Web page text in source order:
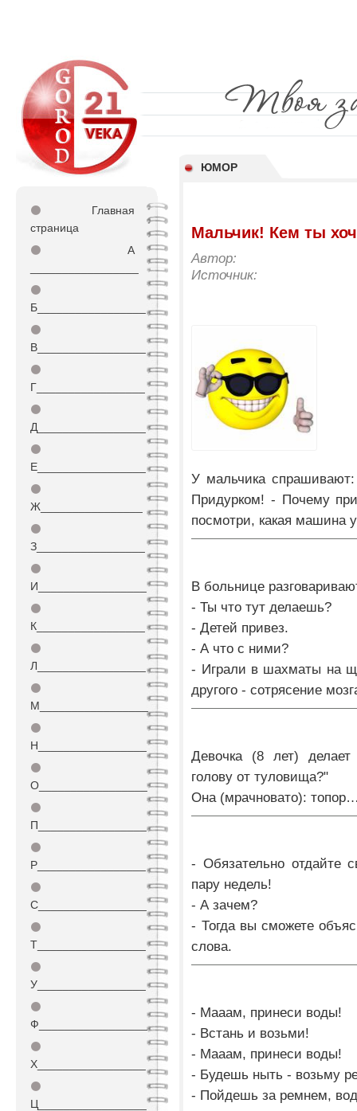
ЮМОР
⚫
Главная
страница
⚫
А
⚫
Б_________________
⚫
В_________________
⚫
Г_________________
⚫
Д_________________
⚫
Е_________________
⚫
Ж________________
⚫
З_________________
⚫
И_________________
⚫
К_________________
⚫
Л_________________
⚫
М_________________
⚫
Н_________________
⚫
О_________________
⚫
П_________________
⚫
Р_________________
⚫
С_________________
⚫
Т_________________
⚫
У_________________
⚫
Ф_________________
⚫
Х_________________
⚫
Ц_________________
Мальчик! Кем ты
Автор:
Источник:
У мальчика
Придурком! - Почему
посмотри, какая машина
В больнице
- Ты что тут делаешь?
- Детей привез.
- А что с ними?
- Играли в шахматы на
другого - сотрясение
Девочка (8 лет)
голову от туловища?"
Она (мрачновато):
- Обязательно отдайте
пару недель!
- А зачем?
- Тогда вы сможете
слова.
- Мааам, принеси воды!
- Встань и возьми!
- Мааам, принеси воды!
- Будешь ныть - возьму
- Пойдешь за ремнем,